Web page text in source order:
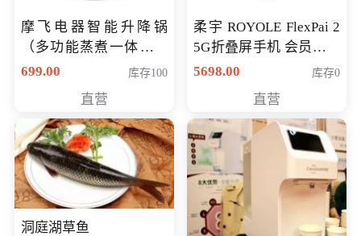
摩飞电器智能升降锅
（多功能蒸煮一体锅）
（智能升降养生锅） 会
699.00 库存100
直营
柔宇 ROYOLE FlexPai 2
5G折叠屏手机 会员专享
购买价格 4998元
5698.00 库存0
直营
洞庭湖草鱼